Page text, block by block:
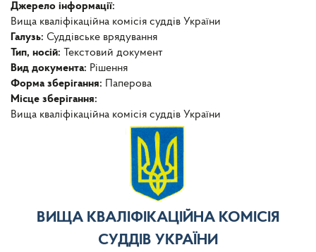
Джерело інформації:
Вища кваліфікаційна комісія суддів України
Галузь: Суддівське врядування
Тип, носій:
Текстовий документ
Вид документа: Рішення
Форма зберігання:
Паперова
Місце зберігання:
Вища кваліфікаційна комісія суддів України
ВИЩА КВАЛІФІКАЦІЙНА КОМІСІЯ
СУДДІВ УКРАЇНИ